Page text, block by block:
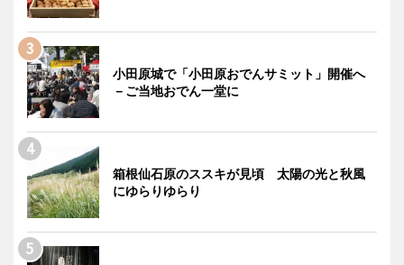
小田原城で「小田原おでんサミット」開催へ
－ご当地おでん一堂に
箱根仙石原のススキが見頃 太陽の光と秋風
にゆらりゆらり